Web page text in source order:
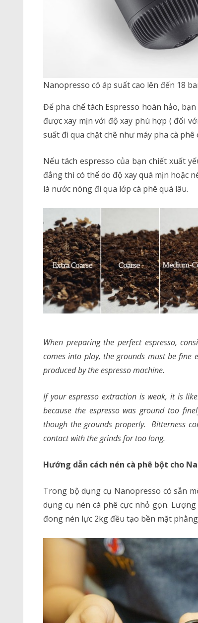
Nanopresso có áp suất cao lên đến 18
Để pha chế tách Espresso hoàn hảo,
được xay mịn với độ xay phù hợp ( đối
suất đi qua chặt chẽ như máy pha cà phê
Nếu tách espresso của bạn chiết xuất
đắng thì có thể do độ xay quá mịn hoặc
là nước nóng đi qua lớp cà phê quá lâu.
When preparing the perfect espresso,
comes into play, the grounds must be fine
produced by the espresso machine.
If your espresso extraction is weak, it is
because the espresso was ground too
though the grounds properly. Bitterness
contact with the grinds for too long.
Hướng dẫn cách nén cà phê bột cho
Trong bộ dụng cụ Nanopresso có sẵn
dụng cụ nén cà phê cực nhỏ gọn.
đong nén lực 2kg đều tạo bền mặt